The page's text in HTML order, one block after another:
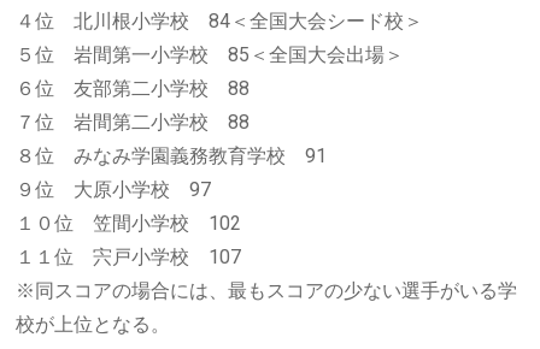
４位 北川根小学校 84＜全国大会シード校＞
５位 岩間第一小学校 85＜全国大会出場＞
６位 友部第二小学校 88
７位 岩間第二小学校 88
８位 みなみ学園義務教育学校 91
９位 大原小学校 97
１０位 笠間小学校 102
１１位 宍戸小学校 107
※同スコアの場合には、最もスコアの少ない選手がいる学
校が上位となる。